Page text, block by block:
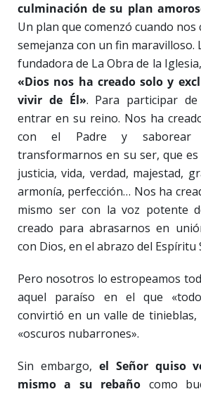
culminación de su plan
Un plan que comenzó cuando nos
semejanza con un fin maravilloso.
fundadora de La Obra de la
«Dios nos ha creado solo y
vivir de Él». Para participar
entrar en su reino. Nos ha
con el Padre y
transformarnos en su ser, que es
justicia, vida, verdad, majestad,
armonía, perfección… Nos ha
mismo ser con la voz potente
creado para abrasarnos en
con Dios, en el abrazo del Espíritu
Pero nosotros lo estropeamos
aquel paraíso en el que
convirtió en un valle de
«oscuros nubarrones».
Sin embargo, el Señor quiso
mismo a su rebaño como